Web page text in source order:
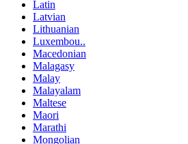
Latin
Latvian
Lithuanian
Luxembou..
Macedonian
Malagasy
Malay
Malayalam
Maltese
Maori
Marathi
Mongolian